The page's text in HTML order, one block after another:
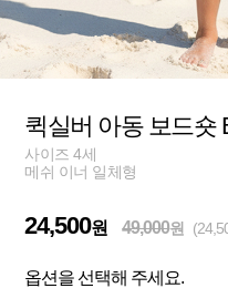
퀵실버 아동 보드숏
사이즈 4세
메쉬 이너 일체형
24,500원 49,000원
옵션을 선택해 주세요.